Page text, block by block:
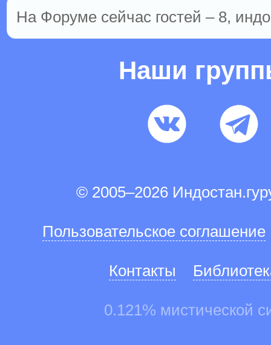
На Форуме сейчас гостей – 8,
Наши
© 2005–2026
Пользовательское соглашение
Контакты
0.121% мистической